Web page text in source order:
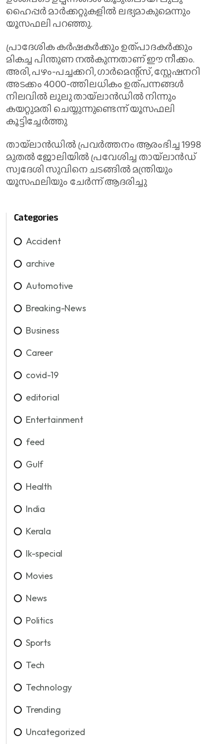
ഹൈപ്പർ മാർക്കറ്റുകളിൽ ലഭ്യമാകുമെന്നും
യൂസഫലി പറഞ്ഞു.
പ്രാദേശിക കർഷകർക്കും ഉത്പാദകർക്കും
മികച്ച പിന്തുണ നൽകുന്നതാണ് ഈ നീക്കം.
അരി, പഴം-പച്ചക്കറി, ഗാർമെന്റ്സ്, സ്റ്റേഷനറി
അടക്കം 4000-ത്തിലധികം ഉത്പന്നങ്ങൾ
നിലവിൽ ലുലു തായ്‌ലാൻഡിൽ നിന്നും
കയറ്റുമതി ചെയ്യുന്നുണ്ടെന്ന് യൂസഫലി
കൂട്ടിച്ചേർത്തു
തായ്‌ലാൻഡിൽ പ്രവർത്തനം ആരംഭിച്ച 1998
മുതൽ ജോലിയിൽ പ്രവേശിച്ച തായ്‌ലാൻഡ്
സ്വദേശി സുവിനെ ചടങ്ങിൽ മന്ത്രിയും
യൂസഫലിയും ചേർന്ന് ആദരിച്ചു
Categories
Accident
archive
Automotive
Breaking-News
Business
Career
covid-19
editorial
Entertainment
feed
Gulf
Health
India
Kerala
lk-special
Movies
News
Politics
Sports
Tech
Technology
Trending
Uncategorized